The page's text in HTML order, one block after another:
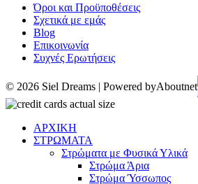
Όροι και Προϋποθέσεις
Σχετικά με εμάς
Blog
Επικοινωνία
Συχνές Ερωτήσεις
© 2026 Siel Dreams | Powered byAboutnet
ΑΡΧΙΚΗ
ΣΤΡΩΜΑΤΑ
Στρώματα με Φυσικά Υλικά
Στρώμα Άρια
Στρώμα Ύσσωπος